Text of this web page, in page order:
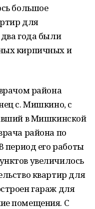
большое
для
года были
кирпичных и
района
с. Мишкино, с
в Мишкинской
района по
период его работы
увеличилось
квартир для
гараж для
помещения. С